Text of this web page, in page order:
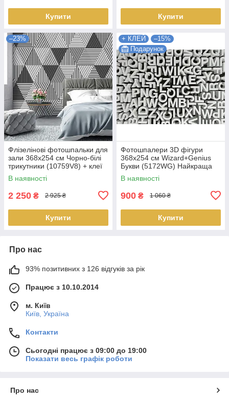
Купити Купити
–23%
Флізелінові фотошпальки для
зали 368x254 см Чорно-білі
трикутники (10759V8) + клеї
Найкраща ціна
В наявності
2 250 ₴ 2 925 ₴
Купити
+ КЛЕЙ
–15%
Подарунок
Фотошпалери 3D фігури
368х254 см Wizard+Genius
Букви (5172WG) Найкраща
якість
В наявності
900 ₴ 1 060 ₴
Купити
Про нас
93% позитивних з 126 відгуків за рік
Працює з 10.10.2014
м. Київ
Київ, Україна
Контакти
Сьогодні працює з 09:00 до 19:00
Показати весь графік роботи
Про нас